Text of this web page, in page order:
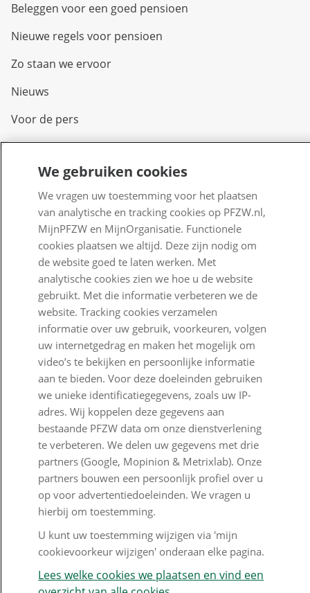
Beleggen voor een goed pensioen
Nieuwe regels voor pensioen
Zo staan we ervoor
Nieuws
Voor de pers
PFZW Dichtbij
Werken bij PFZW
Responsible disclosure
Digitale toegankelijkheid
Goed Bezig
Klantenservice
Contact
Veelgestelde vragen
Klachtenregeling
Nieuwsbrief
Digitale post
Formulieren
Disclaimer en copyright
Mijn cookievoorkeur wijzigen
We gebruiken cookies
We vragen uw toestemming voor het plaatsen
van analytische en tracking cookies op PFZW.nl,
MijnPFZW en MijnOrganisatie. Functionele
cookies plaatsen we altijd. Deze zijn nodig om
de website goed te laten werken. Met
analytische cookies zien we hoe u de website
gebruikt. Met die informatie verbeteren we de
website. Tracking cookies verzamelen
informatie over uw gebruik, voorkeuren, volgen
uw internetgedrag en maken het mogelijk om
video’s te bekijken en persoonlijke informatie
aan te bieden. Voor deze doeleinden gebruiken
we unieke identificatiegegevens, zoals uw IP-
adres. Wij koppelen deze gegevens aan
bestaande PFZW data om onze dienstverlening
te verbeteren. We delen uw gegevens met drie
partners (Google, Mopinion & Metrixlab). Onze
partners bouwen een persoonlijk profiel over u
op voor advertentiedoeleinden. We vragen u
hierbij om toestemming.
U kunt uw toestemming wijzigen via 'mijn
cookievoorkeur wijzigen' onderaan elke pagina.
Lees welke cookies we plaatsen en vind een